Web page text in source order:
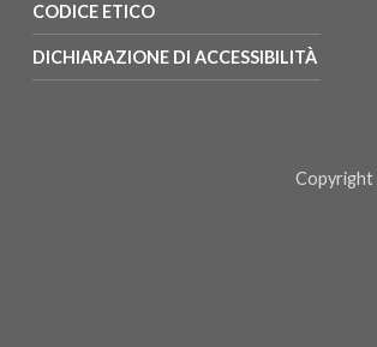
CODICE ETICO
DICHIARAZIONE DI ACCESSIBILITÀ